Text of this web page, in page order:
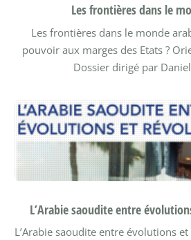
Les frontières dans le
Les frontières dans le monde
pouvoir aux marges des Etats ?
Dossier dirigé par
L’Arabie saoudite entre
L’Arabie saoudite entre évolutions